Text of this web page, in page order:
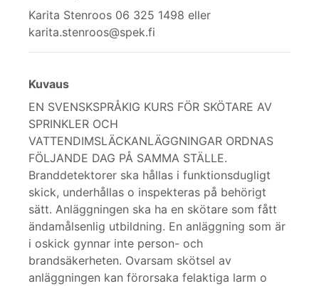
Karita Stenroos 06 325 1498 eller
karita.stenroos@spek.fi
Kuvaus
EN SVENSKSPRÅKIG KURS FÖR SKÖTARE AV
SPRINKLER OCH
VATTENDIMSLÄCKANLÄGGNINGAR ORDNAS
FÖLJANDE DAG PÅ SAMMA STÄLLE.
Branddetektorer ska hållas i funktionsdugligt
skick, underhållas o inspekteras på behörigt
sätt. Anläggningen ska ha en skötare som fått
ändamålsenlig utbildning. En anläggning som är
i oskick gynnar inte person- och
brandsäkerheten. Ovarsam skötsel av
anläggningen kan förorsaka felaktiga larm o